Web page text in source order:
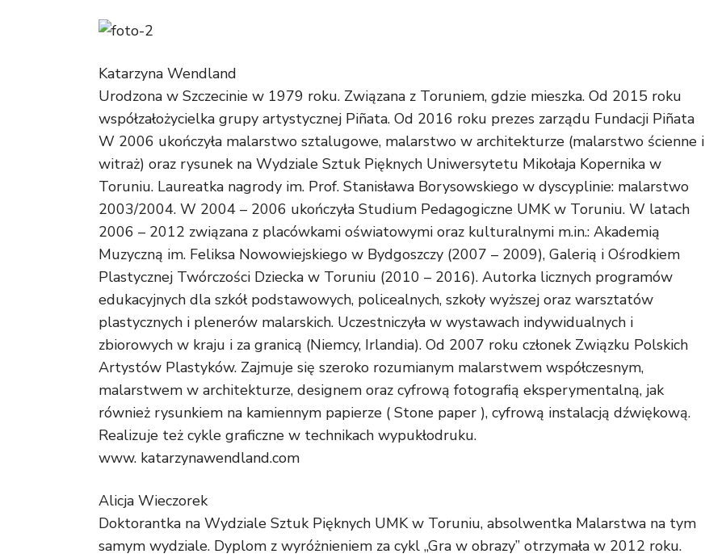
Katarzyna Wendland
Urodzona w Szczecinie w 1979 roku. Związana z Toruniem, gdzie mieszka. Od 2015 roku
współzałożycielka grupy artystycznej Piñata. Od 2016 roku prezes zarządu Fundacji Piñata
W 2006 ukończyła malarstwo sztalugowe, malarstwo w architekturze (malarstwo ścienne i
witraż) oraz rysunek na Wydziale Sztuk Pięknych Uniwersytetu Mikołaja Kopernika w
Toruniu. Laureatka nagrody im. Prof. Stanisława Borysowskiego w dyscyplinie: malarstwo
2003/2004. W 2004 – 2006 ukończyła Studium Pedagogiczne UMK w Toruniu. W latach
2006 – 2012 związana z placówkami oświatowymi oraz kulturalnymi m.in.: Akademią
Muzyczną im. Feliksa Nowowiejskiego w Bydgoszczy (2007 – 2009), Galerią i Ośrodkiem
Plastycznej Twórczości Dziecka w Toruniu (2010 – 2016). Autorka licznych programów
edukacyjnych dla szkół podstawowych, policealnych, szkoły wyższej oraz warsztatów
plastycznych i plenerów malarskich. Uczestniczyła w wystawach indywidualnych i
zbiorowych w kraju i za granicą (Niemcy, Irlandia). Od 2007 roku członek Związku Polskich
Artystów Plastyków. Zajmuje się szeroko rozumianym malarstwem współczesnym,
malarstwem w architekturze, designem oraz cyfrową fotografią eksperymentalną, jak
również rysunkiem na kamiennym papierze ( Stone paper ), cyfrową instalacją dźwiękową.
Realizuje też cykle graficzne w technikach wypukłodruku.
www. katarzynawendland.com
Alicja Wieczorek
Doktorantka na Wydziale Sztuk Pięknych UMK w Toruniu, absolwentka Malarstwa na tym
samym wydziale. Dyplom z wyróżnieniem za cykl „Gra w obrazy” otrzymała w 2012 roku.